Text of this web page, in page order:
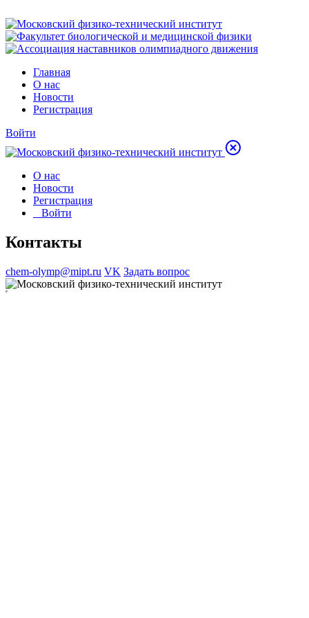
Главная
О нас
Новости
Регистрация
Войти
О нас
Новости
Регистрация
Войти
Контакты
chem-olymp@mipt.ru VK Задать вопрос